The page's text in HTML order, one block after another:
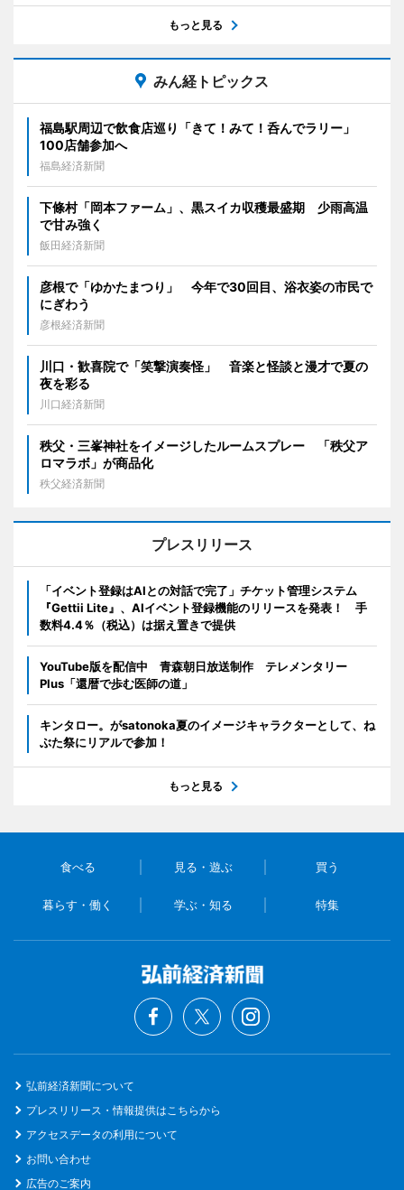
もっと見る
みん経トピックス
福島駅周辺で飲食店巡り「きて！みて！呑んでラリー」
100店舗参加へ
福島経済新聞
下條村「岡本ファーム」、黒スイカ収穫最盛期 少雨高温
で甘み強く
飯田経済新聞
彦根で「ゆかたまつり」 今年で30回目、浴衣姿の市民で
にぎわう
彦根経済新聞
川口・歓喜院で「笑撃演奏怪」 音楽と怪談と漫才で夏の
夜を彩る
川口経済新聞
秩父・三峯神社をイメージしたルームスプレー 「秩父ア
ロマラボ」が商品化
秩父経済新聞
プレスリリース
「イベント登録はAIとの対話で完了」チケット管理システム
『Gettii Lite』、AIイベント登録機能のリリースを発表！ 手
数料4.4％（税込）は据え置きで提供
YouTube版を配信中 青森朝日放送制作 テレメンタリー
Plus「還暦で歩む医師の道」
キンタロー。がsatonoka夏のイメージキャラクターとして、ね
ぶた祭にリアルで参加！
もっと見る
食べる 見る・遊ぶ 買う
暮らす・働く 学ぶ・知る 特集
弘前経済新聞について
プレスリリース・情報提供はこちらから
アクセスデータの利用について
お問い合わせ
広告のご案内